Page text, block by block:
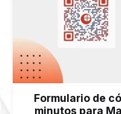
Formulario de
minutos para